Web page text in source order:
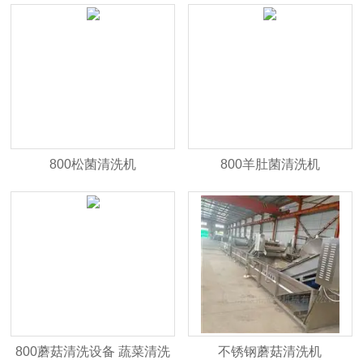
800松菌清洗机 800羊肚菌清洗机
800蘑菇清洗设备 蔬菜清洗 不锈钢蘑菇清洗机